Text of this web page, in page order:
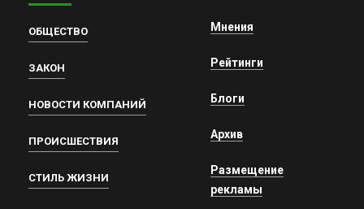
ОБЩЕСТВО
ЗАКОН
НОВОСТИ КОМПАНИЙ
ПРОИСШЕСТВИЯ
СТИЛЬ ЖИЗНИ
Мнения
Рейтинги
Блоги
Архив
Размещение
рекламы